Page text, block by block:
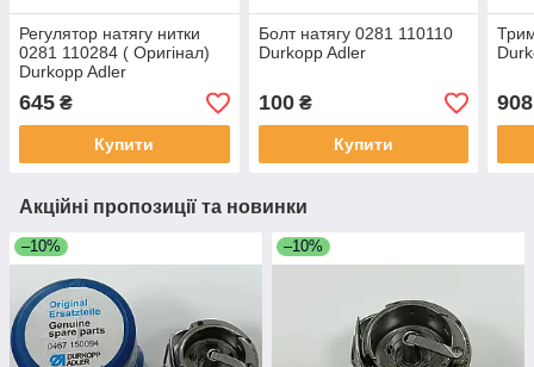
Регулятор натягу нитки
0281 110284 ( Оригінал)
Durkopp Adler
645 ₴
Купити
Болт натягу 0281 110110
Durkopp Adler
100₴
Купити
908
Акційні пропозиції та новинки
–10% –10%